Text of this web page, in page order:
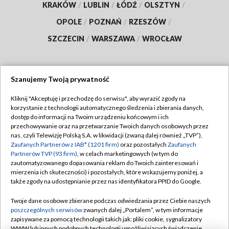
KRAKÓW / LUBLIN / ŁÓDŹ / OLSZTYN /
OPOLE / POZNAŃ / RZESZÓW /
SZCZECIN / WARSZAWA / WROCŁAW
TVP
Abonament TVP
Emisja w TVP
Centrum informacji TVP
Naziemna Telewizja Cyfrowa
Rada Programowa
System NOS
Regulamin TVP
Polityka prywatności
Moje zgody
Pomoc
Kontakt
Szanujemy Twoją prywatność
Kliknij "Akceptuję i przechodzę do serwisu", aby wyrazić zgody na
korzystanie z technologii automatycznego śledzenia i zbierania danych,
dostęp do informacji na Twoim urządzeniu końcowym i ich
przechowywanie oraz na przetwarzanie Twoich danych osobowych przez
nas, czyli Telewizję Polską S.A. w likwidacji (zwaną dalej również „TVP”),
Zaufanych Partnerów z IAB* (1201 firm) oraz pozostałych Zaufanych
Partnerów TVP (93 firm), w celach marketingowych (w tym do
zautomatyzowanego dopasowania reklam do Twoich zainteresowań i
mierzenia ich skuteczności) i pozostałych, które wskazujemy poniżej, a
także zgody na udostępnianie przez nas identyfikatora PPID do Google.
Twoje dane osobowe zbierane podczas odwiedzania przez Ciebie naszych
poszczególnych serwisówzwanych dalej „Portalem”, w tym informacje
zapisywane za pomocą technologii takich jak: pliki cookie, sygnalizatory